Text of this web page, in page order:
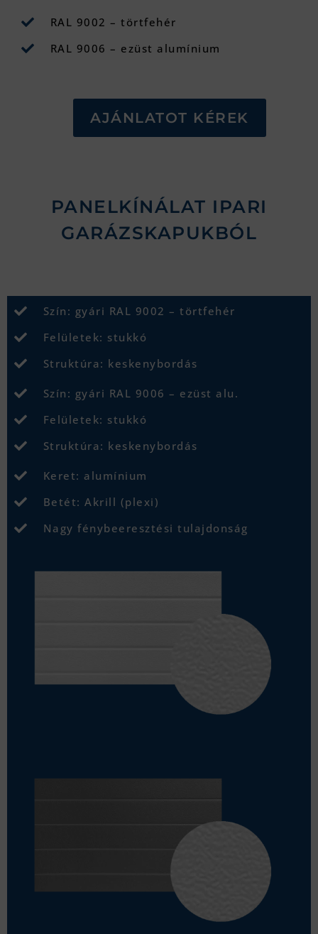
RAL 9002 – törtfehér
RAL 9006 – ezüst alumínium
AJÁNLATOT KÉREK
PANELKÍNÁLAT IPARI
GARÁZSKAPUKBÓL
Szín: gyári RAL 9002 – törtfehér
Felületek: stukkó
Struktúra: keskenybordás
Szín: gyári RAL 9006 – ezüst alu.
Felületek: stukkó
Struktúra: keskenybordás
Keret: alumínium
Betét: Akrill (plexi)
Nagy fénybeeresztési tulajdonság